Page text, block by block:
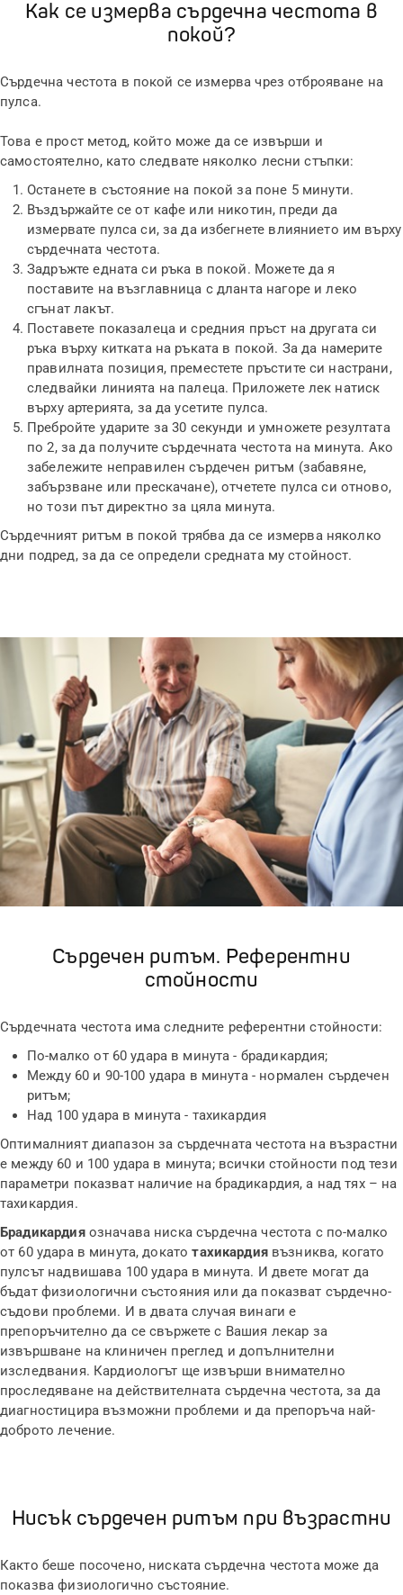
Как се измерва сърдечна честота в
покой?
Сърдечна честота в покой се измерва чрез отброяване на
пулса.
Това е прост метод, който може да се извърши и
самостоятелно, като следвате няколко лесни стъпки:
Останете в състояние на покой за поне 5 минути.
Въздържайте се от кафе или никотин, преди да
измервате пулса си, за да избегнете влиянието им върху
сърдечната честота.
Задръжте едната си ръка в покой. Можете да я
поставите на възглавница с дланта нагоре и леко
сгънат лакът.
Поставете показалеца и средния пръст на другата си
ръка върху китката на ръката в покой. За да намерите
правилната позиция, преместете пръстите си настрани,
следвайки линията на палеца. Приложете лек натиск
върху артерията, за да усетите пулса.
Пребройте ударите за 30 секунди и умножете резултата
по 2, за да получите сърдечната честота на минута. Ако
забележите неправилен сърдечен ритъм (забавяне,
забързване или прескачане), отчетете пулса си отново,
но този път директно за цяла минута.
Сърдечният ритъм в покой трябва да се измерва няколко
дни подред, за да се определи средната му стойност.
Сърдечен ритъм. Референтни
стойности
Сърдечната честота има следните референтни стойности:
По-малко от 60 удара в минута - брадикардия;
Между 60 и 90-100 удара в минута - нормален сърдечен
ритъм;
Над 100 удара в минута - тахикардия
Оптималният диапазон за сърдечната честота на възрастни
е между 60 и 100 удара в минута; всички стойности под тези
параметри показват наличие на брадикардия, а над тях – на
тахикардия.
Брадикардияозначава ниска сърдечна честота с по-малко
от 60 удара в минута, докатотахикардиявъзниква, когато
пулсът надвишава 100 удара в минута. И двете могат да
бъдат физиологични състояния или да показват сърдечно-
съдови проблеми. И в двата случая винаги е
препоръчително да се свържете с Вашия лекар за
извършване на клиничен преглед и допълнителни
изследвания. Кардиологът ще извърши внимателно
проследяване на действителната сърдечна честота, за да
диагностицира възможни проблеми и да препоръча най-
доброто лечение.
Нисък сърдечен ритъм при възрастни
Както беше посочено, ниската сърдечна честота може да
показва физиологично състояние.